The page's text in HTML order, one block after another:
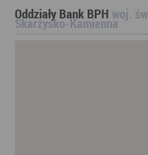
Oddziały Bank BPH woj.
Skarżysko-Kamienna